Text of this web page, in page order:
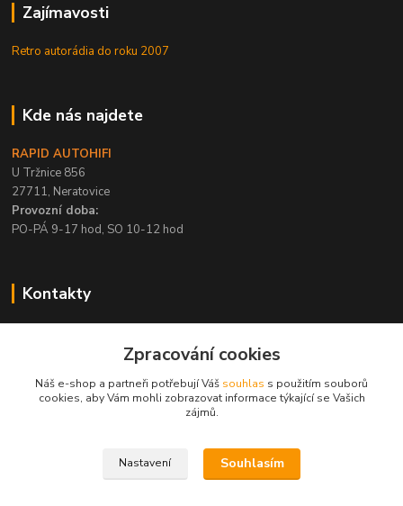
Zajímavosti
Retro autorádia do roku 2007
Kde nás najdete
RAPID AUTOHIFI
U Tržnice 856
27711, Neratovice
Provozní doba:
PO-PÁ 9-17 hod, SO 10-12 hod
Kontakty
PO-PÁ / 9-17 hod, SO 10-12 hod
info@rapid-autohifi.com
Zpracování cookies
Náš e-shop a partneři potřebují Váš souhlas s použitím souborů
cookies, aby Vám mohli zobrazovat informace týkající se Vašich
zájmů.
Nastavení Souhlasím